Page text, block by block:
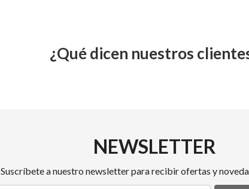
¿Qué dicen nuestros
NEWSLETTER
Suscríbete a nuestro newsletter para recibir ofertas y